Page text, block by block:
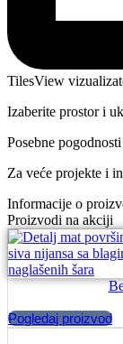
TilesView
Izaberite prostor i
Posebne
Za veće projekte i
Informacije o
Proizvodi na akciji
Pogledaj proizvod